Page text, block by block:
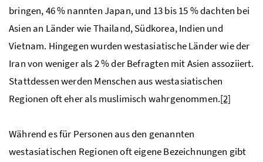
bringen, 46 % nannten Japan, und 13 bis 15 % dachten bei
Asien an Länder wie Thailand, Südkorea, Indien und
Vietnam. Hingegen wurden westasiatische Länder wie der
Iran von weniger als 2 % der Befragten mit Asien assoziiert.
Stattdessen werden Menschen aus westasiatischen
Regionen oft eher als muslimisch wahrgenommen.[2]
Während es für Personen aus den genannten
westasiatischen Regionen oft eigene Bezeichnungen gibt